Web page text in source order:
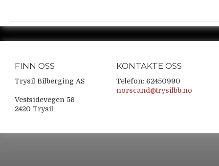
FINN OSS
Trysil Bilberging AS
Vestsidevegen 56
2420 Trysil
KONTAKTE OSS
Telefon: 62450990
norscand@trysilbb.no